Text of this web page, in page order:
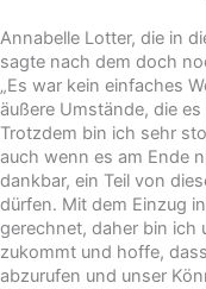
Annabelle Lotter, die in
sagte nach dem doch
„Es war kein einfaches
äußere Umstände, die
Trotzdem bin ich sehr
auch wenn es am Ende
dankbar, ein Teil von
dürfen. Mit dem Einzug
gerechnet, daher bin ich
zukommt und hoffe,
abzurufen und unser